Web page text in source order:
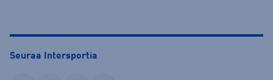
Seuraa Intersportia